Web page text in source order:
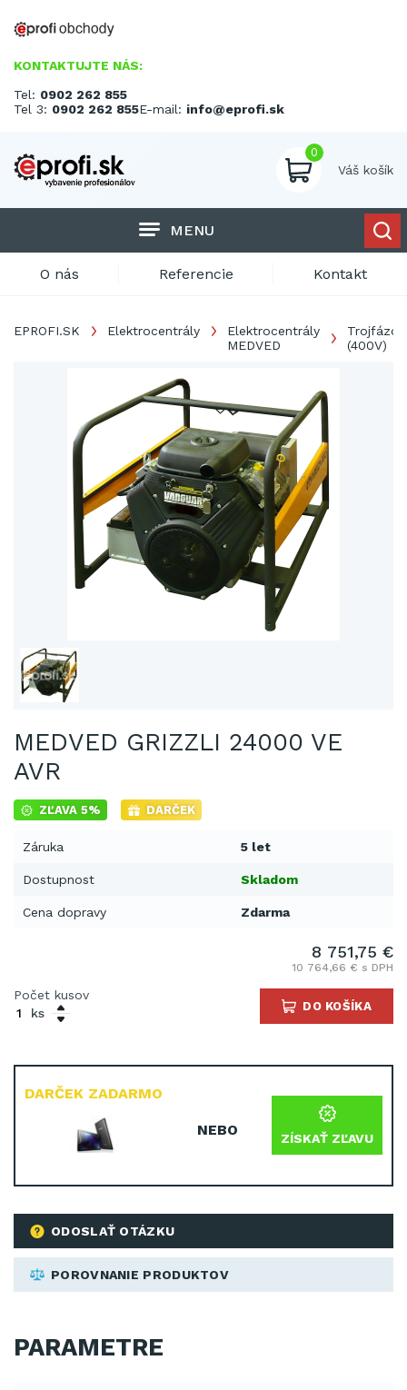
KONTAKTUJTE NÁS:
Tel: 0902 262 855
Tel 3: 0902 262 855E-mail: info@eprofi.sk
0
Váš košík
MENU
O nás Referencie Kontakt
EPROFI.SK Elektrocentrály
Elektrocentrály
MEDVED
(400V)
MEDVED GRIZZLI 24000 VE
AVR
ZĽAVA 5% DARČEK
Záruka 5 let
Dostupnost Skladom
Cena dopravy Zdarma
ODOSLAŤ OTÁZKU
POROVNANIE PRODUKTOV
DARČEK ZADARMO
NEBO ZÍSKAŤ ZĽAVU
8 751,75 €
10 764,66 € s DPH
Počet kusov
ks
DO KOŠÍKA
PARAMETRE